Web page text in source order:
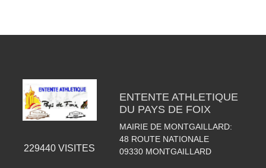
229440 VISITES
ENTENTE ATHLETIQUE
DU PAYS DE FOIX
MAIRIE DE MONTGAILLARD:
48 ROUTE NATIONALE
09330 MONTGAILLARD